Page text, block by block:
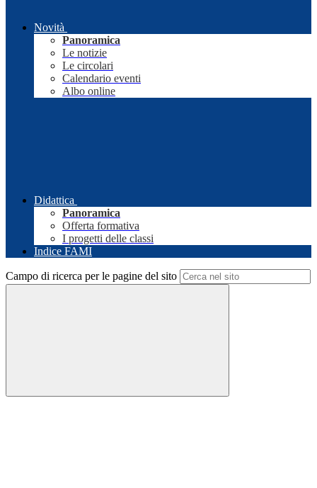
Novità
Panoramica
Le notizie
Le circolari
Calendario eventi
Albo online
Didattica
Panoramica
Offerta formativa
I progetti delle classi
Indice FAMI
Campo di ricerca per le pagine del sito